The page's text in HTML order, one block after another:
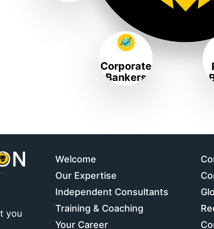
Corporate
Bankers
you
Welcome
Our Expertise
Independent Consultants
Training & Coaching
Your Career